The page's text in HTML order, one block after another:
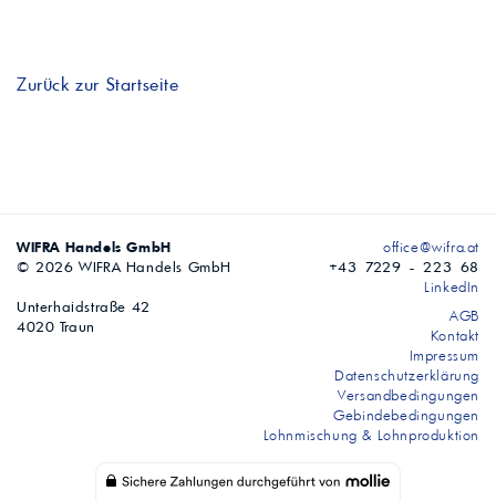
Zurück zur Startseite
WIFRA Handels GmbH
© 2026 WIFRA Handels GmbH
Unterhaidstraße 42
4020 Traun
office@wifra.at
+43 7229 - 223 68
LinkedIn
AGB
Kontakt
Impressum
Datenschutzerklärung
Versandbedingungen
Gebindebedingungen
Lohnmischung & Lohnproduktion